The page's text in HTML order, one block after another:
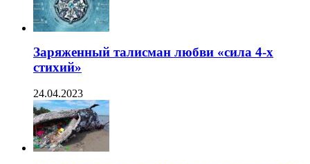
Заряженный талисман любви «сила 4-х
стихий»
24.04.2023